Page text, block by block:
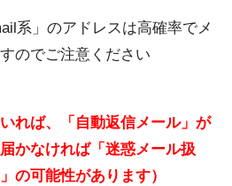
系」のアドレスは高確率でメ
のでご注意ください
れば、「自動返信メール」が
かなければ「迷惑メール扱
の可能性があります）